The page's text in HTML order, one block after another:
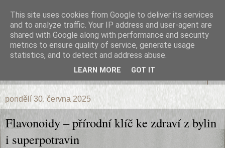
Bylinky
Byliny a bylinky léčivé, recepty, návody , zajímavosti
pondělí 30. června 2025
Flavonoidy – přírodní klíč ke zdraví z bylin
i superpotravin
This site uses cookies from Google to deliver its services
and to analyze traffic. Your IP address and user-agent are
shared with Google along with performance and security
metrics to ensure quality of service, generate usage
statistics, and to detect and address abuse.
LEARN MORE GOT IT